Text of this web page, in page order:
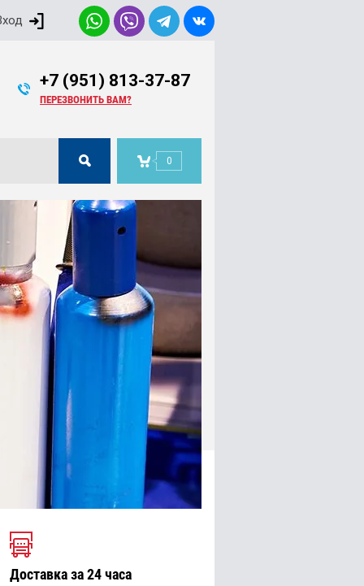
+7 (951) 813-37-87
ПЕРЕЗВОНИТЬ ВАМ?
0
Доставка за 24 часа